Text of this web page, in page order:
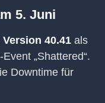
5. Juni
Version 40.41 als
„Shattered“.
Downtime für